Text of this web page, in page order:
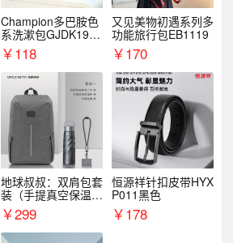
Champion多巴胺色
系洗漱包GJDK19R
1￥118
又见美物初遇系列多
功能旅行包EB1119
￥170
地球叔叔：双肩包套
装（手提真空保温杯
+手机挂绳）
￥299
恒源祥针扣皮带HYX
P011黑色
￥178